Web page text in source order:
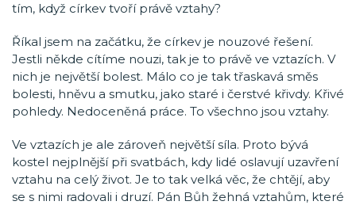
tím, když církev tvoří právě vztahy?
Říkal jsem na začátku, že církev je nouzové řešení.
Jestli někde cítíme nouzi, tak je to právě ve vztazích. V
nich je největší bolest. Málo co je tak třaskavá směs
bolesti, hněvu a smutku, jako staré i čerstvé křivdy. Křivé
pohledy. Nedoceněná práce. To všechno jsou vztahy.
Ve vztazích je ale zároveň největší síla. Proto bývá
kostel nejplnější při svatbách, kdy lidé oslavují uzavření
vztahu na celý život. Je to tak velká věc, že chtějí, aby
se s nimi radovali i druzí. Pán Bůh žehná vztahům, které